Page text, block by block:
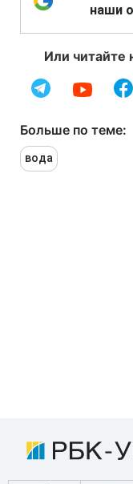
наши
Или читайте
Больше по теме:
вода